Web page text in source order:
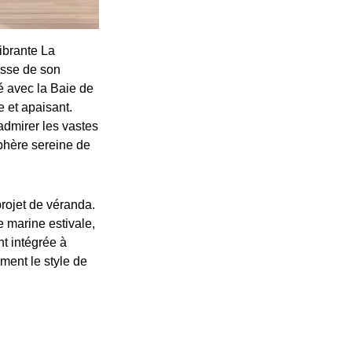
La
de son
avec la Baie de
et apaisant.
les vastes
sereine de
de véranda.
marine estivale,
intégrée à
le style de